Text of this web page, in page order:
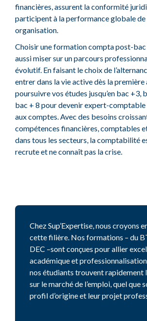
financières, assurent la conformité
participent à la performance globale de
organisation.
Choisir une formation compta post-bac
aussi miser sur un parcours
évolutif. En faisant le choix de
entrer dans la vie active dès la première
poursuivre vos études jusqu’en bac +3,
bac + 8 pour devenir expert-comptable
aux comptes. Avec des besoins
compétences financières, comptables
dans tous les secteurs, la comptabilité
recrute et ne connaît pas la crise.
ChezSup’Expertise , nous croyons
cette filière. Nos formations – du
DEC –sont conçues pour allier
académique et
nos étudiants trouvent rapidement
sur le marché de l’emploi,quel que
profil d’origine et leur projet